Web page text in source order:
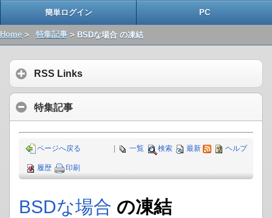
簡単ログイン PC
Home > 特集記事> BSDな場合 の凍結
RSS Links
特集記事
一覧 検索 最新 ヘルプ
ページへ戻る
履歴 印刷
BSDな場合 の凍結